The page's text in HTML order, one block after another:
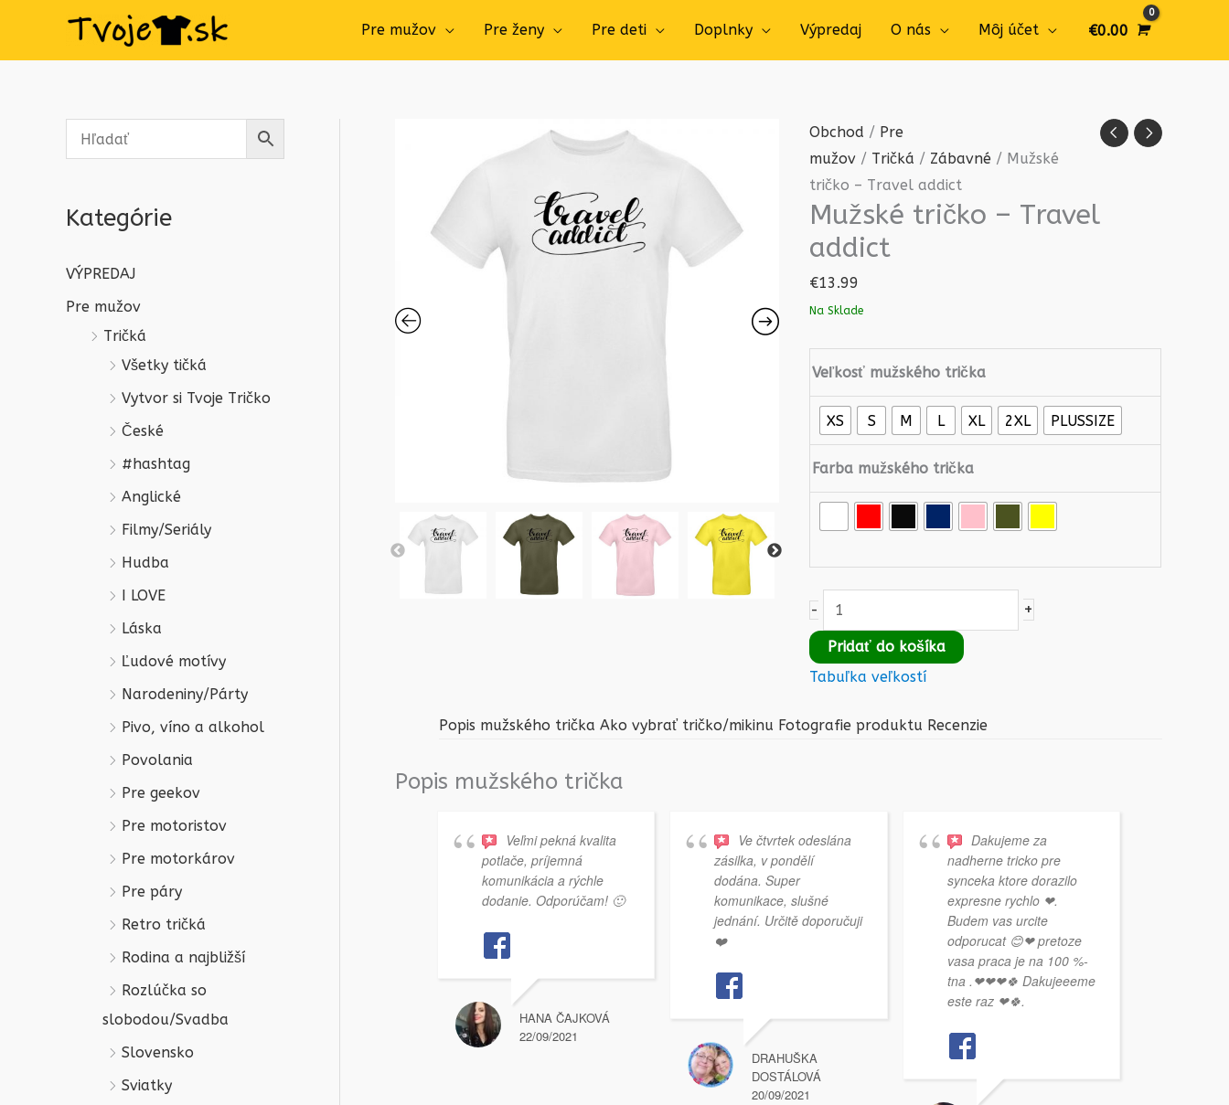
Pre mužov Pre ženy Pre deti Doplnky Výpredaj O nás Môj účet €0.00
Kategórie
VÝPREDAJ
Pre mužov
Tričká
Všetky tičká
Vytvor si Tvoje Tričko
České
#hashtag
Anglické
Filmy/Seriály
Hudba
I LOVE
Láska
Ľudové motívy
Narodeniny/Párty
Pivo, víno a alkohol
Povolania
Pre geekov
Pre motoristov
Pre motorkárov
Pre páry
Retro tričká
Rodina a najbližší
Rozlúčka so
slobodou/Svadba
Slovensko
Sviatky
Obchod / Pre
mužov / Tričká / Zábavné / Mužské
tričko – Travel addict
Mužské tričko – Travel
addict
€13.99
Na Sklade
Veľkosť mužského trička
XS S M L XL 2XL PLUSSIZE
Farba mužského trička
-
množstvo
Mužské
tričko
-
Travel
+
Pridať do košíka
Tabuľka veľkostí
Popis mužského trička Ako vybrať tričko/mikinu Fotografie produktu Recenzie
Popis mužského trička
Veľmi pekná kvalita
potlače, príjemná
komunikácia a rýchle
dodanie. Odporúčam! 🙂
HANA ČAJKOVÁ
22/09/2021
Ve čtvrtek odeslána
zásilka, v pondělí
dodána. Super
komunikace, slušné
jednání. Určitě doporučuji
❤️
DRAHUŠKA
DOSTÁLOVÁ
20/09/2021
Dakujeme za
nadherne tricko pre
synceka ktore dorazilo
expresne rychlo ❤.
Budem vas urcite
odporucat 😊❤ pretoze
vasa praca je na 100 %-
tna .❤❤❤🍀 Dakujeeeme
este raz ❤🍀.